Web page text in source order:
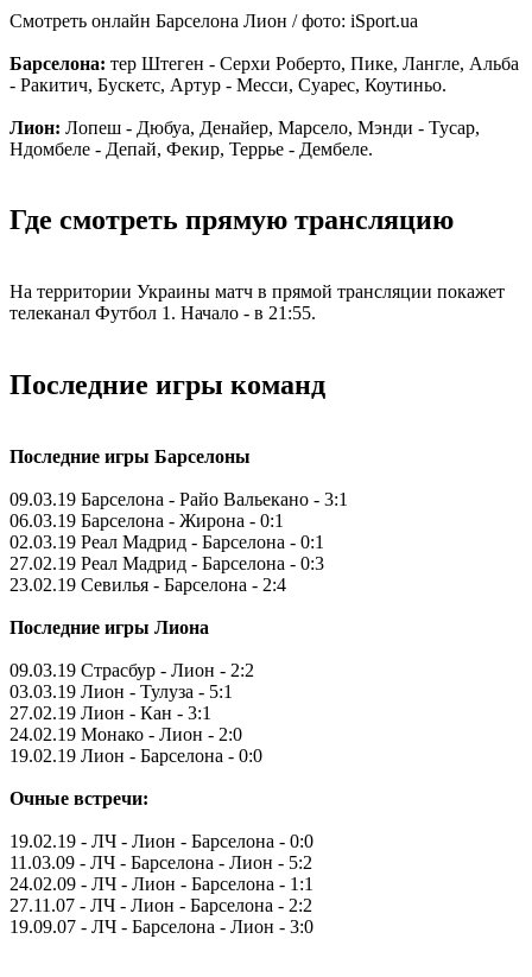
Смотреть онлайн Барселона Лион / фото: iSport.ua
Барселона: тер Штеген - Серхи Роберто, Пике, Лангле, Альба
- Ракитич, Бускетс, Артур - Месси, Суарес, Коутиньо.
Лион: Лопеш - Дюбуа, Денайер, Марсело, Мэнди - Тусар,
Ндомбеле - Депай, Фекир, Террье - Дембеле.
Где смотреть прямую трансляцию
На территории Украины матч в прямой трансляции покажет
телеканал Футбол 1. Начало - в 21:55.
Последние игры команд
Последние игры Барселоны
09.03.19 Барселона - Райо Вальекано - 3:1
06.03.19 Барселона - Жирона - 0:1
02.03.19 Реал Мадрид - Барселона - 0:1
27.02.19 Реал Мадрид - Барселона - 0:3
23.02.19 Севилья - Барселона - 2:4
Последние игры Лиона
09.03.19 Страсбур - Лион - 2:2
03.03.19 Лион - Тулуза - 5:1
27.02.19 Лион - Кан - 3:1
24.02.19 Монако - Лион - 2:0
19.02.19 Лион - Барселона - 0:0
Очные встречи:
19.02.19 - ЛЧ - Лион - Барселона - 0:0
11.03.09 - ЛЧ - Барселона - Лион - 5:2
24.02.09 - ЛЧ - Лион - Барселона - 1:1
27.11.07 - ЛЧ - Лион - Барселона - 2:2
19.09.07 - ЛЧ - Барселона - Лион - 3:0